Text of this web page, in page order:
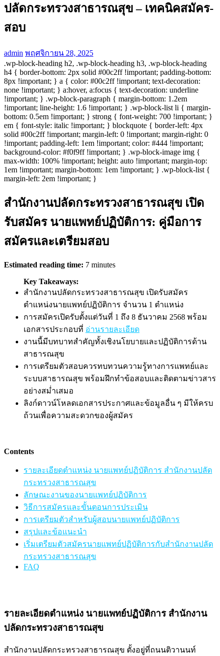
ปลัดกระทรวงสาธารณสุข – เทคนิคสมัคร-
สอบ
admin พฤศจิกายน 28, 2025
.wp-block-heading h2, .wp-block-heading h3, .wp-block-heading
h4 { border-bottom: 2px solid #00c2ff !important; padding-bottom:
8px !important; } a { color: #00c2ff !important; text-decoration:
none !important; } a:hover, a:focus { text-decoration: underline
!important; } .wp-block-paragraph { margin-bottom: 1.2em
!important; line-height: 1.6 !important; } .wp-block-list li { margin-
bottom: 0.5em !important; } strong { font-weight: 700 !important; }
em { font-style: italic !important; } blockquote { border-left: 4px
solid #00c2ff !important; margin-left: 0 !important; margin-right: 0
!important; padding-left: 1em !important; color: #444 !important;
background-color: #f0f9ff !important; } .wp-block-image img {
max-width: 100% !important; height: auto !important; margin-top:
1em !important; margin-bottom: 1em !important; } .wp-block-list {
margin-left: 2em !important; }
สำนักงานปลัดกระทรวงสาธารณสุข เปิด
รับสมัคร นายแพทย์ปฏิบัติการ: คู่มือการ
สมัครและเตรียมสอบ
Estimated reading time: 7 minutes
Key Takeaways:
สำนักงานปลัดกระทรวงสาธารณสุข เปิดรับสมัคร
ตำแหน่งนายแพทย์ปฏิบัติการ จำนวน 1 ตำแหน่ง
การสมัครเปิดรับตั้งแต่วันที่ 1 ถึง 8 ธันวาคม 2568 พร้อม
เอกสารประกอบที่ อ่านรายละเอียด
งานนี้มีบทบาทสำคัญทั้งเชิงนโยบายและปฏิบัติการด้าน
สาธารณสุข
การเตรียมตัวสอบควรทบทวนความรู้ทางการแพทย์และ
ระบบสาธารณสุข พร้อมฝึกทำข้อสอบและติดตามข่าวสาร
อย่างสม่ำเสมอ
ลิงก์ดาวน์โหลดเอกสารประกาศและข้อมูลอื่น ๆ มีให้ครบ
ถ้วนเพื่อความสะดวกของผู้สมัคร
Contents
รายละเอียดตำแหน่ง นายแพทย์ปฏิบัติการ สำนักงานปลัด
กระทรวงสาธารณสุข
ลักษณะงานของนายแพทย์ปฏิบัติการ
วิธีการสมัครและขั้นตอนการประเมิน
การเตรียมตัวสำหรับผู้สอบนายแพทย์ปฏิบัติการ
สรุปและข้อแนะนำ
เริ่มเตรียมตัวสมัครนายแพทย์ปฏิบัติการกับสำนักงานปลัด
กระทรวงสาธารณสุข
FAQ
รายละเอียดตำแหน่ง นายแพทย์ปฏิบัติการ สำนักงาน
ปลัดกระทรวงสาธารณสุข
สำนักงานปลัดกระทรวงสาธารณสุข ตั้งอยู่ที่ถนนติวานนท์